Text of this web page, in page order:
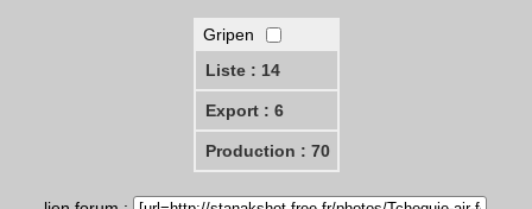
Gripen
Liste : 14
Export : 6
Production : 70